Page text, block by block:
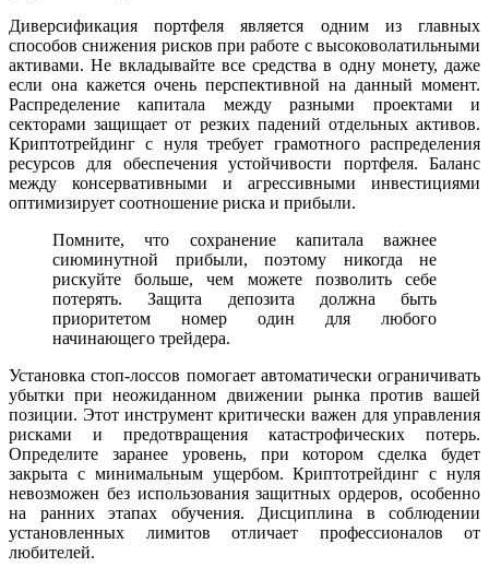
Диверсификация портфеля является одним из главных
способов снижения рисков при работе с высоковолатильными
активами. Не вкладывайте все средства в одну монету, даже
если она кажется очень перспективной на данный момент.
Распределение капитала между разными проектами и
секторами защищает от резких падений отдельных активов.
Криптотрейдинг с нуля требует грамотного распределения
ресурсов для обеспечения устойчивости портфеля. Баланс
между консервативными и агрессивными инвестициями
оптимизирует соотношение риска и прибыли.
Помните, что сохранение капитала важнее
сиюминутной прибыли, поэтому никогда не
рискуйте больше, чем можете позволить себе
потерять. Защита депозита должна быть
приоритетом номер один для любого
начинающего трейдера.
Установка стоп-лоссов помогает автоматически ограничивать
убытки при неожиданном движении рынка против вашей
позиции. Этот инструмент критически важен для управления
рисками и предотвращения катастрофических потерь.
Определите заранее уровень, при котором сделка будет
закрыта с минимальным ущербом. Криптотрейдинг с нуля
невозможен без использования защитных ордеров, особенно
на ранних этапах обучения. Дисциплина в соблюдении
установленных лимитов отличает профессионалов от
любителей.